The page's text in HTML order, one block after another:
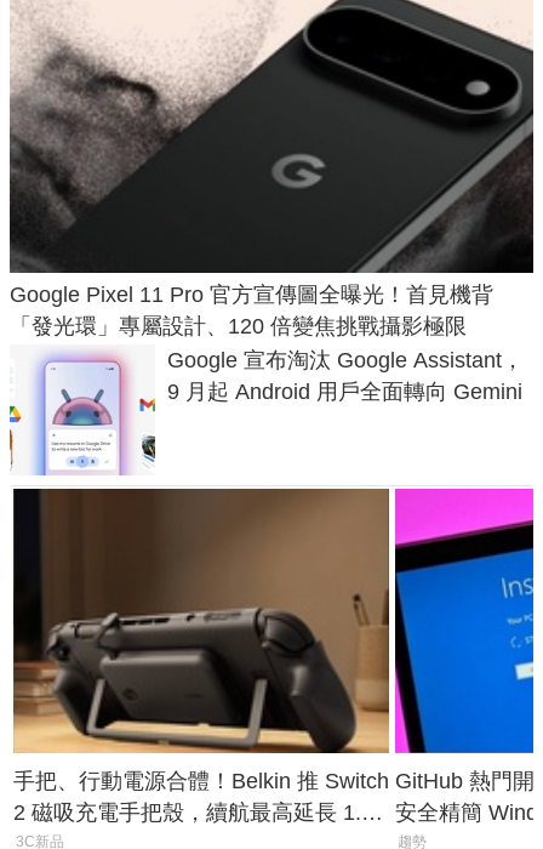
Google Pixel 11 Pro 官方宣傳圖全曝光！首見機背
「發光環」專屬設計、120 倍變焦挑戰攝影極限
Google 宣布淘汰 Google Assistant，
9 月起 Android 用戶全面轉向 Gemini
手把、行動電源合體！Belkin 推 Switch
2 磁吸充電手把殼，續航最高延長 1.5
倍
3C新品
GitHub 熱門開
安全精簡
後台追蹤
趨勢